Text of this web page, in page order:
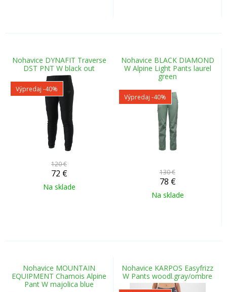
Nohavice DYNAFIT Traverse
DST PNT W black out
Výpredaj -40%
120 €
72 €
Na sklade
Nohavice BLACK DIAMOND
W Alpine Light Pants laurel
green
Výpredaj -40%
130 €
78 €
Na sklade
Nohavice MOUNTAIN
EQUIPMENT Chamois Alpine
Pant W majolica blue
Nohavice KARPOS Easyfrizz
W Pants woodl.gray/ombre